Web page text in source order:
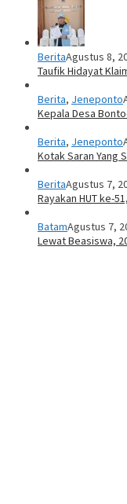
BeritaAgustus 8,
Taufik Hidayat
Berita, Jeneponto
Kepala Desa
Berita, Jeneponto
Kotak Saran Yang
BeritaAgustus 7,
Rayakan HUT ke-
BatamAgustus 7,
Lewat Beasiswa,